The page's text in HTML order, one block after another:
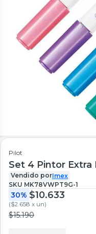
Pilot
Set 4 Pintor
Vendido porImex
SKU MK78VWPT9G-1
30% $10.633
($2.658 x un)
$15.190